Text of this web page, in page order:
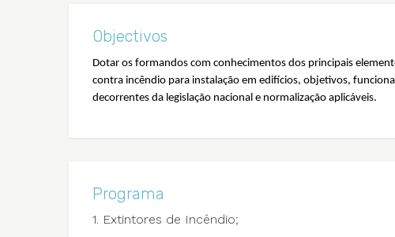
Objectivos
Dotar os formandos com conhecimentos dos principais
contra incêndio para instalação em edifícios, objetivos,
decorrentes da legislação nacional e normalização aplicáveis.
Programa
1. Extintores de Incêndio;